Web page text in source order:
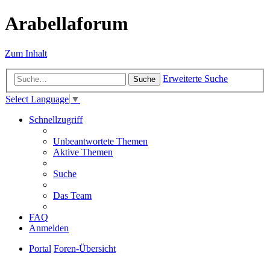
Arabellaforum
Zum Inhalt
Suche
Erweiterte Suche
Select Language ▼
Schnellzugriff
Unbeantwortete Themen
Aktive Themen
Suche
Das Team
FAQ
Anmelden
Portal Foren-Übersicht